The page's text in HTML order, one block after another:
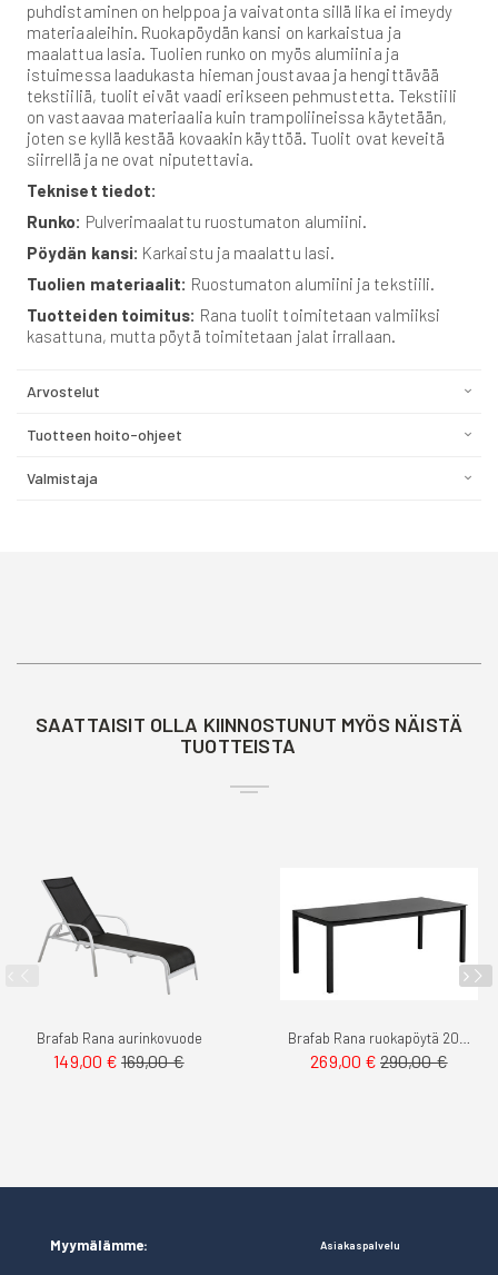
puhdistaminen on helppoa ja vaivatonta sillä lika ei imeydy
materiaaleihin. Ruokapöydän kansi on karkaistua ja
maalattua lasia. Tuolien runko on myös alumiinia ja
istuimessa laadukasta hieman joustavaa ja hengittävää
tekstiiliä, tuolit eivät vaadi erikseen pehmustetta. Tekstiili
on vastaavaa materiaalia kuin trampoliineissa käytetään,
joten se kyllä kestää kovaakin käyttöä. Tuolit ovat keveitä
siirrellä ja ne ovat niputettavia.
Tekniset tiedot:
Runko: Pulverimaalattu ruostumaton alumiini.
Pöydän kansi: Karkaistu ja maalattu lasi.
Tuolien materiaalit: Ruostumaton alumiini ja tekstiili.
Tuotteiden toimitus: Rana tuolit toimitetaan valmiiksi
kasattuna, mutta pöytä toimitetaan jalat irrallaan.
Arvostelut
Tuotteen hoito-ohjeet
Valmistaja
SAATTAISIT OLLA KIINNOSTUNUT MYÖS NÄISTÄ
TUOTTEISTA
Brafab Rana aurinkovuode
149,00 € 169,00 € 269,00 € 290,00 €
Myymälämme: Asiakaspalvelu